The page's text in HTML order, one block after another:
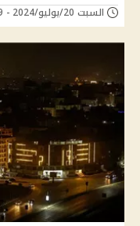
السبت 20/يوليو/2024 - 09:29 م